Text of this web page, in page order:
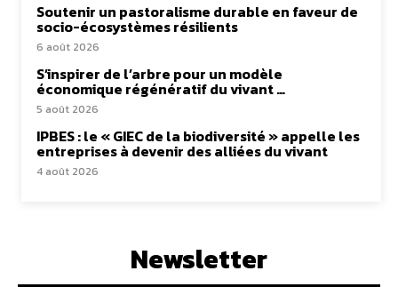
Soutenir un pastoralisme durable en faveur de
socio-écosystèmes résilients
6 août 2026
S’inspirer de l’arbre pour un modèle
économique régénératif du vivant …
5 août 2026
IPBES : le « GIEC de la biodiversité » appelle les
entreprises à devenir des alliées du vivant
4 août 2026
Newsletter